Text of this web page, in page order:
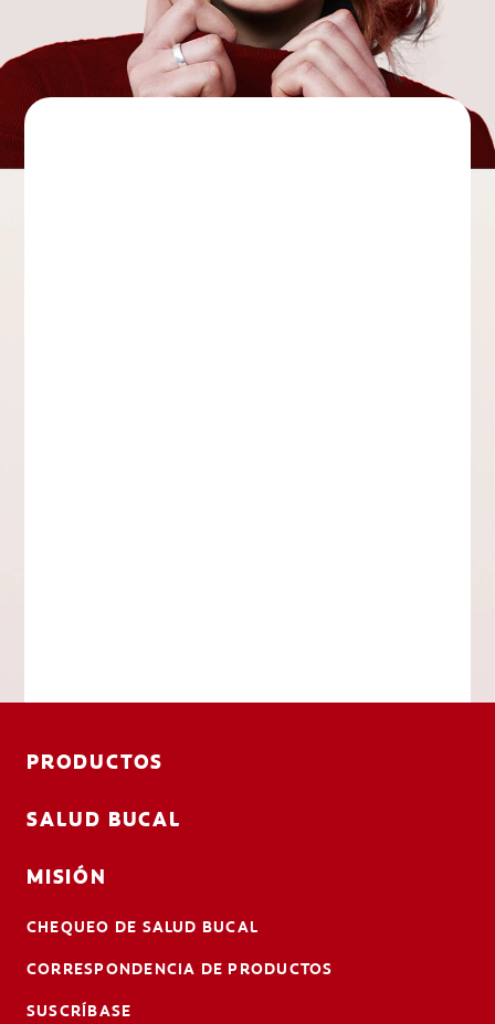
PRODUCTOS
SALUD BUCAL
MISIÓN
CHEQUEO DE SALUD BUCAL
CORRESPONDENCIA DE PRODUCTOS
SUSCRÍBASE